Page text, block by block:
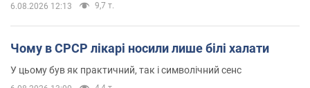
6.08.2026 12:13 9,7 т.
Чому в СРСР лікарі носили лише білі халати
У цьому був як практичний, так і символічний сенс